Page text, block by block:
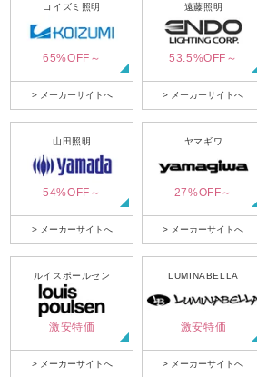
コイズミ照明
65%OFF～
> メーカーサイトへ
遠藤照明
53.5%OFF～
> メーカーサイトへ
山田照明
54%OFF～
> メーカーサイトへ
ヤマギワ
27%OFF～
> メーカーサイトへ
ルイスポールセン
激安特価
> メーカーサイトへ
LUMINABELLA
激安特価
> メーカーサイトへ